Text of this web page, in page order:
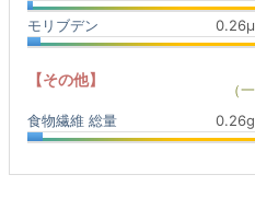
モリブデン
【その他】
（
食物繊維 総量
0.26g